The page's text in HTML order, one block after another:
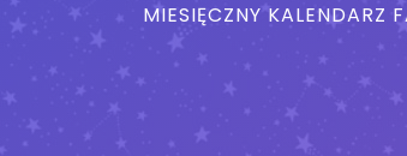
MIESIĘCZNY KALENDARZ